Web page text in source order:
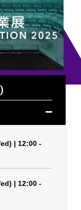
| 12:00 -
| 12:00 -